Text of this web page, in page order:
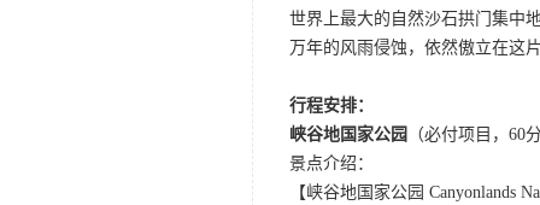
世界上最大的自然沙石拱门集中
万年的风雨侵蚀，依然傲立在这
行程安排：
峡谷地国家公园
（必付项目，60
景点介绍：
【峡谷地国家公园 Canyonlands